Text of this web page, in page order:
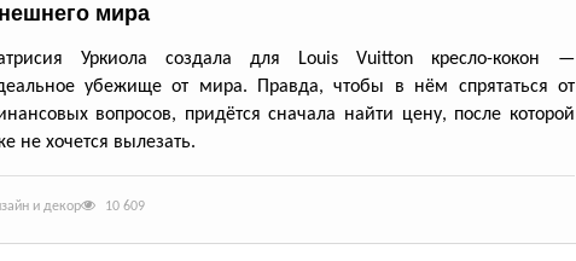
мира
Уркиола создала для Louis Vuitton кресло-кокон —
убежище от мира. Правда, чтобы в нём спрятаться от
вопросов, придётся сначала найти цену, после которой
не хочется вылезать.
и декор 10 609